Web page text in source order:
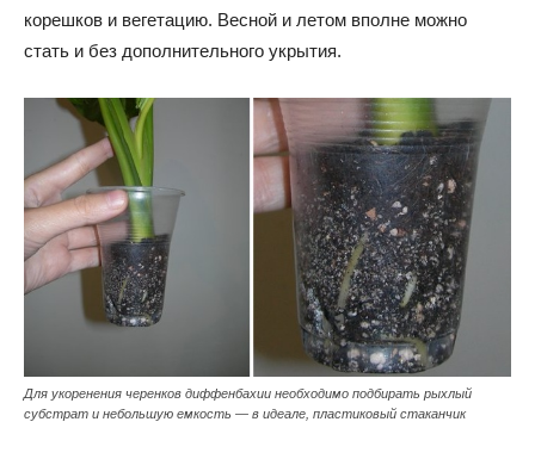
корешков и вегетацию. Весной и летом вполне можно
стать и без дополнительного укрытия.
Для укоренения черенков диффенбахии необходимо подбирать рыхлый
субстрат и небольшую емкость — в идеале, пластиковый стаканчик